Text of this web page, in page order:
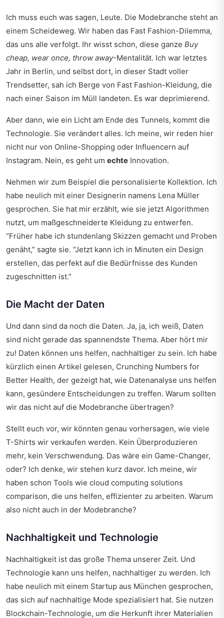
Ich muss euch was sagen, Leute. Die Modebranche steht an
einem Scheideweg. Wir haben das Fast Fashion-Dilemma,
das uns alle verfolgt. Ihr wisst schon, diese ganze Buy
cheap, wear once, throw away-Mentalität. Ich war letztes
Jahr in Berlin, und selbst dort, in dieser Stadt voller
Trendsetter, sah ich Berge von Fast Fashion-Kleidung, die
nach einer Saison im Müll landeten. Es war deprimierend.
Aber dann, wie ein Licht am Ende des Tunnels, kommt die
Technologie. Sie verändert alles. Ich meine, wir reden hier
nicht nur von Online-Shopping oder Influencern auf
Instagram. Nein, es geht um echte Innovation.
Nehmen wir zum Beispiel die personalisierte Kollektion. Ich
habe neulich mit einer Designerin namens Lena Müller
gesprochen. Sie hat mir erzählt, wie sie jetzt Algorithmen
nutzt, um maßgeschneiderte Kleidung zu entwerfen.
Früher habe ich stundenlang Skizzen gemacht und Proben
genäht, sagte sie. Jetzt kann ich in Minuten ein Design
erstellen, das perfekt auf die Bedürfnisse des Kunden
zugeschnitten ist.
Die Macht der Daten
Und dann sind da noch die Daten. Ja, ja, ich weiß, Daten
sind nicht gerade das spannendste Thema. Aber hört mir
zu! Daten können uns helfen, nachhaltiger zu sein. Ich habe
kürzlich einen Artikel gelesen, Crunching Numbers for
Better Health, der gezeigt hat, wie Datenanalyse uns helfen
kann, gesündere Entscheidungen zu treffen. Warum sollten
wir das nicht auf die Modebranche übertragen?
Stellt euch vor, wir könnten genau vorhersagen, wie viele
T-Shirts wir verkaufen werden. Kein Überproduzieren
mehr, kein Verschwendung. Das wäre ein Game-Changer,
oder? Ich denke, wir stehen kurz davor. Ich meine, wir
haben schon Tools wie cloud computing solutions
comparison, die uns helfen, effizienter zu arbeiten. Warum
also nicht auch in der Modebranche?
Nachhaltigkeit und Technologie
Nachhaltigkeit ist das große Thema unserer Zeit. Und
Technologie kann uns helfen, nachhaltiger zu werden. Ich
habe neulich mit einem Startup aus München gesprochen,
das sich auf nachhaltige Mode spezialisiert hat. Sie nutzen
Blockchain-Technologie, um die Herkunft ihrer Materialien